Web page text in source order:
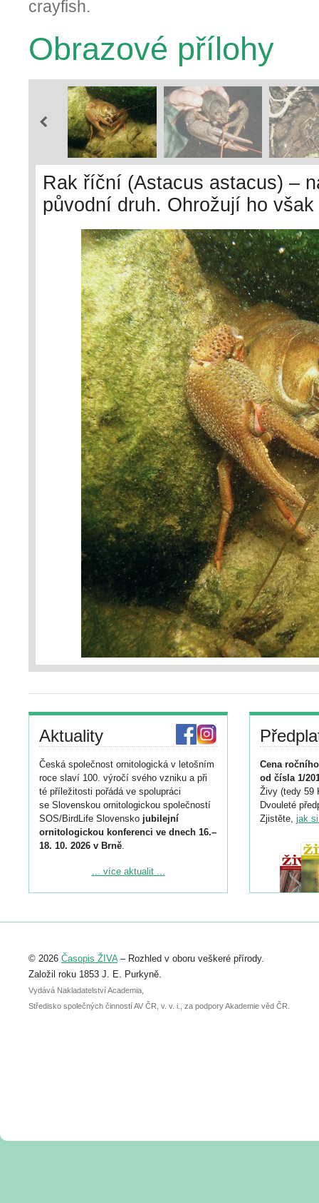
crayfish.
Obrazové přílohy
Rak říční (Astacus astacus) –
původní druh. Ohrožují ho
severoamerických raků a
vodních toků nebo intenzivní
větší druhy a má mohutná
obvykle ze spodní strany
invazního raka signálního.
Aktuality
Česká společnost ornitologická v letošním
roce slaví 100. výročí svého vzniku a při
té příležitosti pořádá ve spolupráci
se Slovenskou ornitologickou společností
SOS/BirdLife Slovensko jubilejní
ornitologickou konferenci ve dnech 16.–
18. 10. 2026 v Brně.
Podrobnější informace ke konferenci
Registrovat se můžete do 6. září.
abstraktu přihlášené přednášky nebo
posteru je už 30. června.
... více aktualit ...
Cena
od čísla 1/
Živy (tedy 59
Dvouleté
Zjistěte, jak
© 2026 Časopis ŽIVA– Rozhled v oboru veškeré přírody.
Založil roku 1853 J. E. Purkyně.
Vydává Nakladatelství Academia,
Středisko společných činností AV ČR, v. v. i., za podpory Akademie věd ČR.